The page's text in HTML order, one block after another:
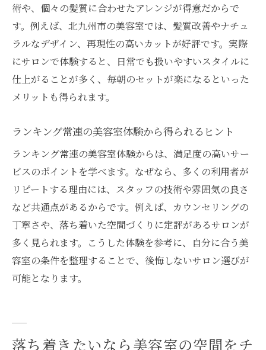
術や、個々の髪質に合わせたアレンジが得意だからで
す。例えば、北九州市の美容室では、髪質改善やナチュ
ラルなデザイン、再現性の高いカットが好評です。実際
にサロンで体験すると、日常でも扱いやすいスタイルに
仕上がることが多く、毎朝のセットが楽になるといった
メリットも得られます。
ランキング常連の美容室体験から得られるヒント
ランキング常連の美容室体験からは、満足度の高いサー
ビスのポイントを学べます。なぜなら、多くの利用者が
リピートする理由には、スタッフの技術や雰囲気の良さ
など共通点があるからです。例えば、カウンセリングの
丁寧さや、落ち着いた空間づくりに定評があるサロンが
多く見られます。こうした体験を参考に、自分に合う美
容室の条件を整理することで、後悔しないサロン選びが
可能となります。
落ち着きたいなら美容室の空間をチ